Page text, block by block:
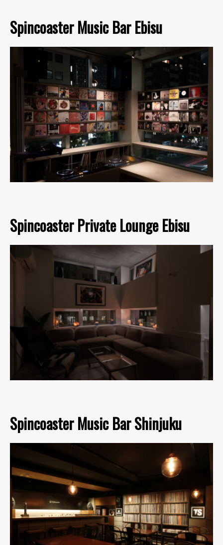
Spincoaster Music Bar Ebisu
Spincoaster Private Lounge Ebisu
Spincoaster Music Bar Shinjuku